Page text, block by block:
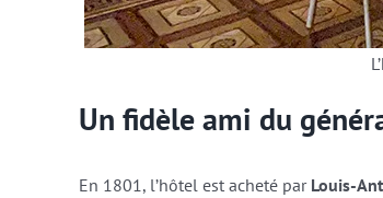
Un fidèle ami du
En 1801, l’hôtel est acheté par Louis-